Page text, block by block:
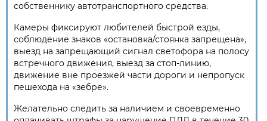
собственнику автотранспортного средства.
Камеры фиксируют любителей быстрой езды,
соблюдение знаков «остановка/стоянка запрещена»,
выезд на запрещающий сигнал светофора на полосу
встречного движения, выезд за стоп-линию,
движение вне проезжей части дороги и непропуск
пешехода на «зебре».
Желательно следить за наличием и своевременно